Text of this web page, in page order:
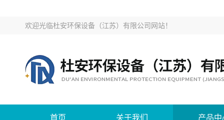
欢迎光临杜安环保设备（江苏）有限公司网站！
首页 关于我们 产品中